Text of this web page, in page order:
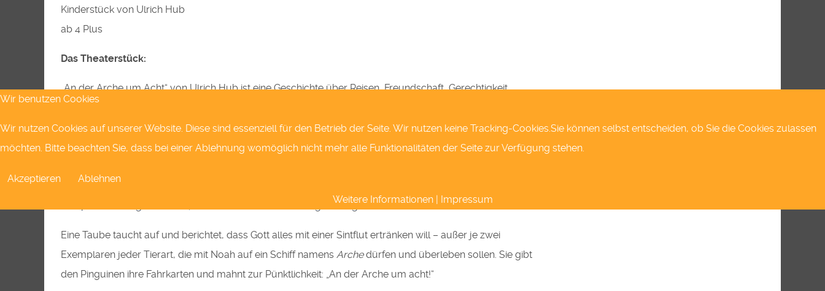
Kinderstück von Ulrich Hub
ab 4 Plus
Das Theaterstück:
„An der Arche um Acht“ von Ulrich Hub ist eine Geschichte über Reisen, Freundschaft, Gerechtigkeit,
die drei Freunde immer wieder in Streit. Als einer von ihnen einen Schmetterling zerdrückt, ist der Krach
komplett. Beleidigt zieht der ‚Mörder‘ davon. Es hat zu regnen begonnen.
Eine Taube taucht auf und berichtet, dass Gott alles mit einer Sintflut ertränken will – außer je zwei
Exemplaren jeder Tierart, die mit Noah auf ein Schiff namens Archedürfen und überleben sollen. Sie gibt
den Pinguinen ihre Fahrkarten und mahnt zur Pünktlichkeit: „An der Arche um acht!“
Wir benutzen Cookies
Wir nutzen Cookies auf unserer Website. Diese sind essenziell für den Betrieb der Seite. Wir nutzen keine Tracking-Cookies.Sie können selbst entscheiden, ob Sie die Cookies zulassen
möchten. Bitte beachten Sie, dass bei einer Ablehnung womöglich nicht mehr alle Funktionalitäten der Seite zur Verfügung stehen.
Akzeptieren
Ablehnen
Weitere Informationen| Impressum